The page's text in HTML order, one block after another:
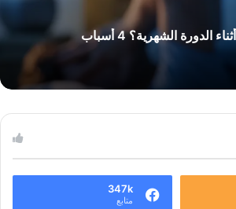
هل يتأثر نومكِ أثناء الدورة الشهرية؟ 4 أسباب
347k
متابع